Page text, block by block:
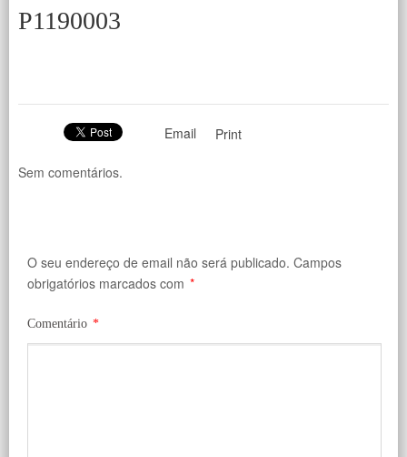
P1190003
Email Print
Sem comentários.
O seu endereço de email não será publicado. Campos
obrigatórios marcados com *
Comentário *